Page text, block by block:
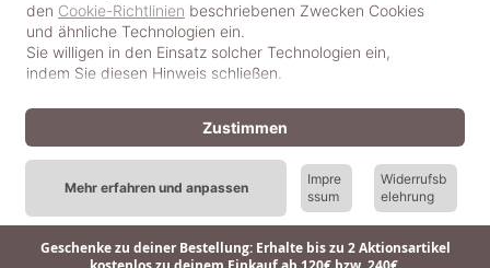
Geschenke zu deiner Bestellung: Erhalte bis zu 2 Aktionsartikel
© 2018-2025 dekoster GmbH
den Cookie-Richtlinien beschriebenen Zwecken Cookies
und ähnliche Technologien ein.
Sie willigen in den Einsatz solcher Technologien ein,
indem Sie diesen Hinweis schließen.
Mehr erfahren und anpassen
Impre
ssum
Widerrufsb
elehrung
Zustimmen